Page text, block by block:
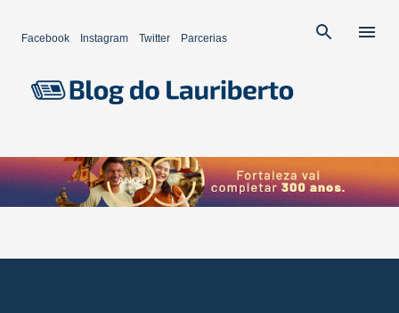
Facebook Instagram Twitter Parcerias